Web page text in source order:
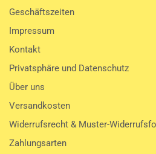
Geschäftszeiten
Impressum
Kontakt
Privatsphäre und Datenschutz
Über uns
Versandkosten
Widerrufsrecht & Muster-
Zahlungsarten